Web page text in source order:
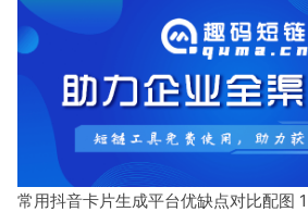
常用抖音卡片生成平台优缺点对比配图 1